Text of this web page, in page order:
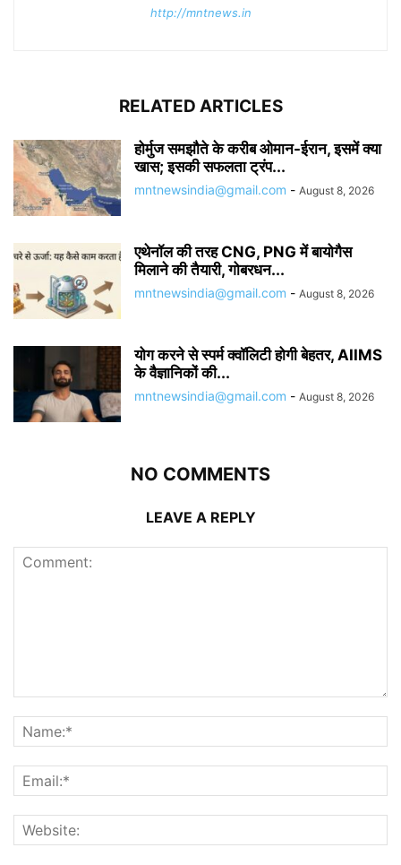
http://mntnews.in
RELATED ARTICLES
होर्मुज समझौते के करीब ओमान-ईरान, इसमें क्या
खास; इसकी सफलता ट्रंप...
mntnewsindia@gmail.com - August 8, 2026
एथेनॉल की तरह CNG, PNG में बायोगैस
मिलाने की तैयारी, गोबरधन...
mntnewsindia@gmail.com - August 8, 2026
योग करने से स्पर्म क्वॉलिटी होगी बेहतर, AIIMS
के वैज्ञानिकों की...
mntnewsindia@gmail.com - August 8, 2026
NO COMMENTS
LEAVE A REPLY